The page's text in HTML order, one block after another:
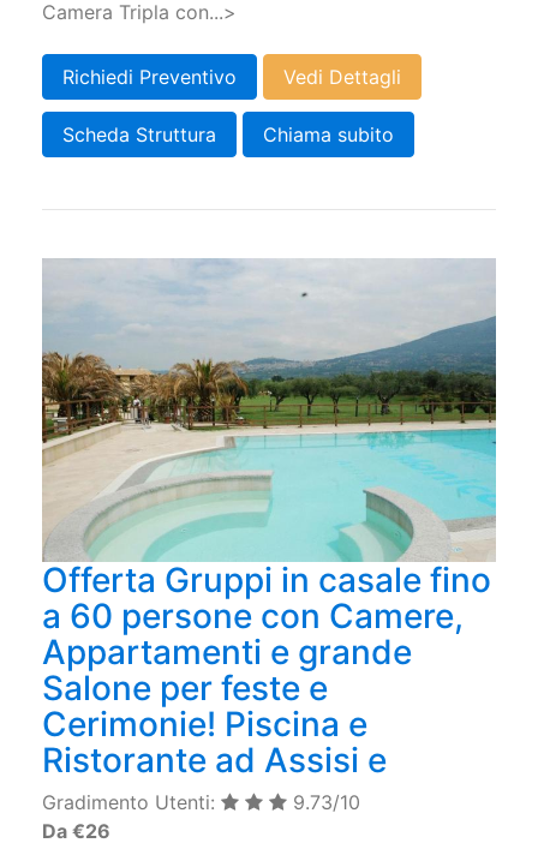
Camera Tripla con...>
Richiedi Preventivo Vedi Dettagli
Scheda Struttura Chiama subito
Offerta Gruppi in casale fino
a 60 persone con Camere,
Appartamenti e grande
Salone per feste e
Cerimonie! Piscina e
Ristorante ad Assisi e
Gradimento Utenti:
9.73/10
Da €26